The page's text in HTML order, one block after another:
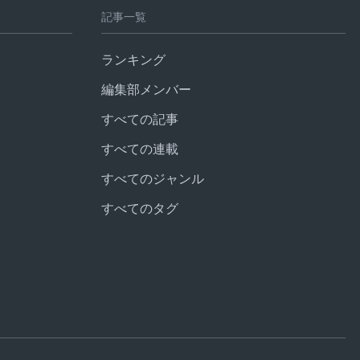
記事一覧
ランキング
編集部メンバー
すべての記事
すべての連載
すべてのジャンル
すべてのタグ